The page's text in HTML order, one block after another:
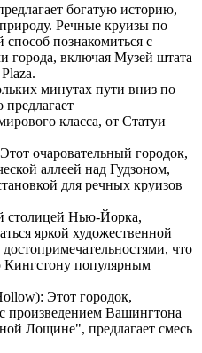
богатую историю,
Речные круизы по
познакомиться с
города, включая Музей штата
минутах пути вниз по
класса, от Статуи
очаровательный городок,
аллеей над Гудзоном,
для речных круизов
столицей Нью-Йорка,
яркой художественной
что
Кингстону популярным
Этот городок,
произведением Вашингтона
Лощине", предлагает смесь